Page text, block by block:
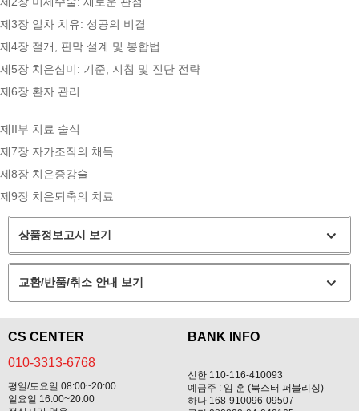
제3장 일차 치유: 성공의 비결
제4장 절개, 판막 설계 및 봉합법
제5장 치은심미: 기준, 지침 및 진단 전략
제6장 환자 관리
제II부 치료 술식
제7장 자가조직의 채득
제8장 치은증강술
제9장 치은퇴축의 치료
상품정보고시 보기
교환/반품/취소 안내 보기
CS CENTER
010-3313-6768
평일/토요일 08:00~20:00
일요일 16:00~20:00
BANK INFO
신한 110-116-410093
예금주 : 임 훈 (북스터 퍼블리싱)
하나 168-910096-09507